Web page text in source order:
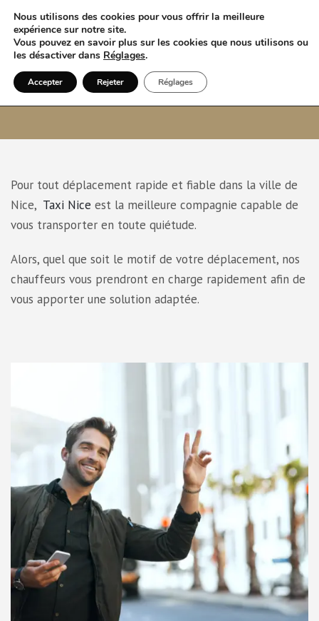
Taxi Nice
Pour tout déplacement rapide et fiable dans la ville de
Nice, Taxi Nice est la meilleure compagnie capable de
vous transporter en toute quiétude.
Alors, quel que soit le motif de votre déplacement, nos
chauffeurs vous prendront en charge rapidement afin de
vous apporter une solution adaptée.
Nous utilisons des cookies pour vous offrir la meilleure
expérience sur notre site.
Vous pouvez en savoir plus sur les cookies que nous utilisons ou
les désactiver dans Réglages.
Accepter Rejeter Réglages